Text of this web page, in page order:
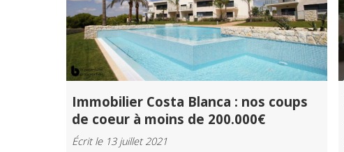
Immobilier Costa Blanca : nos coups
de coeur à moins de 200.000€
Écrit le 13 juillet 2021